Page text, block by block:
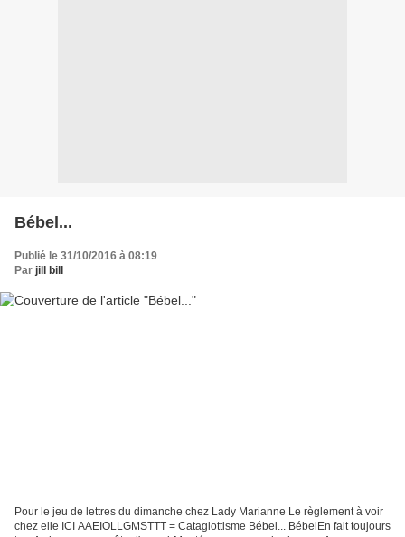
Bébel...
Publié le 31/10/2016 à 08:19
Par jill bill
Pour le jeu de lettres du dimanche chez Lady Marianne Le règlement à voir
chez elle ICI AAEIOLLGMSTTT = Cataglottisme Bébel... BébelEn fait toujours